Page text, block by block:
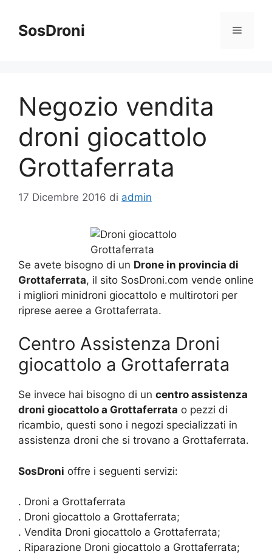
contenuto
SosDroni Menu
Negozio vendita
droni giocattolo
Grottaferrata
17 Dicembre 2016 di admin
Se avete bisogno di un Drone in provincia di
Grottaferrata, il sito SosDroni.com vende online
i migliori minidroni giocattolo e multirotori per
riprese aeree a Grottaferrata.
Centro Assistenza Droni
giocattolo a Grottaferrata
Se invece hai bisogno di un centro assistenza
droni giocattolo a Grottaferrata o pezzi di
ricambio, questi sono i negozi specializzati in
assistenza droni che si trovano a Grottaferrata.
SosDroni offre i seguenti servizi:
. Droni a Grottaferrata
. Droni giocattolo a Grottaferrata;
. Vendita Droni giocattolo a Grottaferrata;
. Riparazione Droni giocattolo a Grottaferrata;